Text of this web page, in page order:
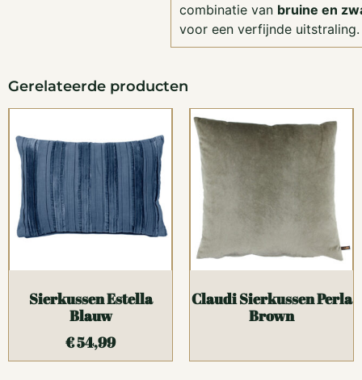
combinatie van bruine en
voor een verfijnde uitstraling.
Gerelateerde producten
Sierkussen Estella
Blauw
€54,99
Claudi Sierkussen Perla
Brown